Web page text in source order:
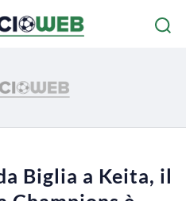
Biglia a Keita, il